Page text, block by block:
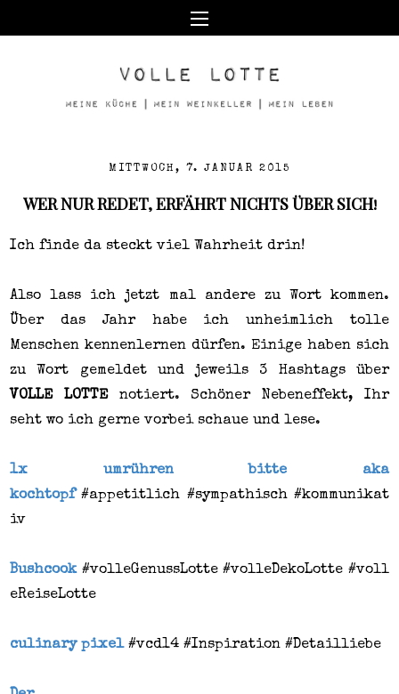
MITTWOCH, 7. JANUAR 2015
WER NUR REDET, ERFÄHRT NICHTS ÜBER SICH!
Ich finde da steckt viel Wahrheit drin!
Also lass ich jetzt mal andere zu Wort kommen.
Über das Jahr habe ich unheimlich tolle
Menschen kennenlernen dürfen. Einige haben sich
zu Wort gemeldet und jeweils 3 Hashtags über
VOLLE LOTTEnotiert. Schöner Nebeneffekt, Ihr
seht wo ich gerne vorbei schaue und lese.
1x umrühren bitte aka
kochtopf #appetitlich #sympathisch #kommunikat
iv
Bushcook #volleGenussLotte#volleDekoLotte #voll
eReiseLotte
culinary pixel #vcd14#Inspiration#Detailliebe